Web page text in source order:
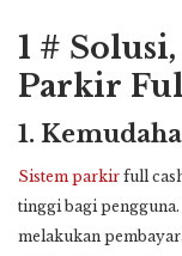
1 #
Parkir
1.
Sistem parkir full
tinggi bagi
melakukan